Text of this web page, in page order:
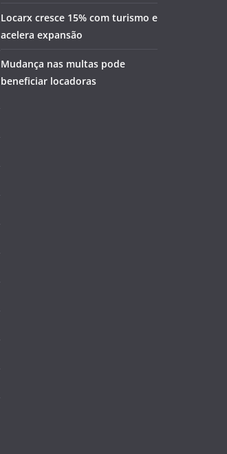
Locarx cresce 15% com turismo e
acelera expansão
Mudança nas multas pode
beneficiar locadoras